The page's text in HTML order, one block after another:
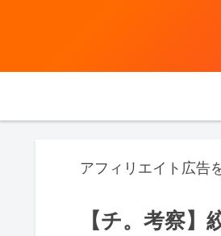
アフィリエイト広告
【チ。考察